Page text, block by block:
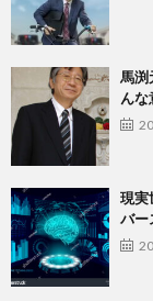
馬渕
んな
現実
バー